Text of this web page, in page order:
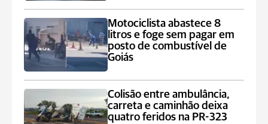
Motociclista abastece 8
litros e foge sem pagar em
posto de combustível de
Goiás
Colisão entre ambulância,
carreta e caminhão deixa
quatro feridos na PR-323